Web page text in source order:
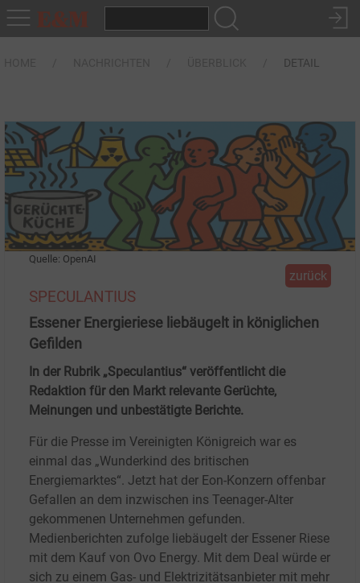
DETAIL
Quelle: OpenAI
zurück
SPECULANTIUS
Essener Energieriese liebäugelt in königlichen
Gefilden
In der Rubrik „Speculantius“ veröffentlicht die
Redaktion für den Markt relevante Gerüchte,
Meinungen und unbestätigte Berichte.
Für die Presse im Vereinigten Königreich war es
einmal das „Wunderkind des britischen
Energiemarktes“. Jetzt hat der Eon-Konzern offenbar
Gefallen an dem inzwischen ins Teenager-Alter
gekommenen Unternehmen gefunden.
Medienberichten zufolge liebäugelt der Essener Riese
mit dem Kauf von Ovo Energy. Mit dem Deal würde er
sich zu einem Gas- und Elektrizitätsanbieter mit mehr